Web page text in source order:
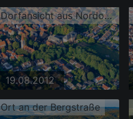
Dorfansicht aus Nordosten mit Kirche St. Johannes Baptist und Schloss Wiser
19.08.2012
Ort an der Bergstraße